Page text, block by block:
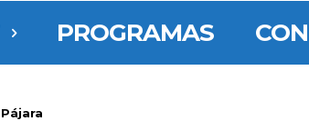
PROGRAMAS